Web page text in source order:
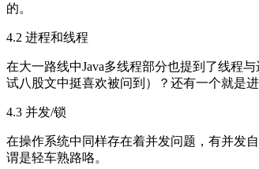
的。
4.2 进程和线程
在大一路线中Java多线程部分也提到了线程
试八股文中挺喜欢被问到）？还有一个就是
4.3 并发/锁
在操作系统中同样存在着并发问题，有并发
谓是轻车熟路咯。